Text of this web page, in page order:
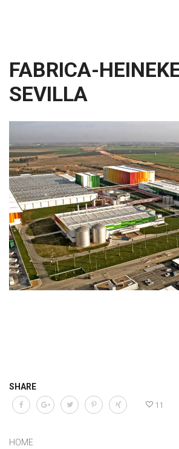
FABRICA-
SEVILLA
SHARE
11
HOME